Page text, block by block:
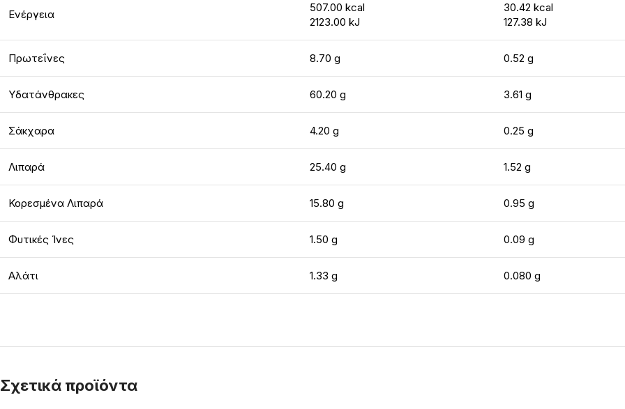
Ενέργεια
507.00 kcal
2123.00 kJ
30.42 kcal
127.38 kJ
Πρωτεΐνες 8.70 g 0.52 g
Υδατάνθρακες 60.20 g 3.61 g
Σάκχαρα 4.20 g 0.25 g
Λιπαρά 25.40 g 1.52 g
Κορεσμένα Λιπαρά 15.80 g 0.95 g
Φυτικές Ίνες 1.50 g 0.09 g
Αλάτι 1.33 g 0.080 g
Σχετικά προϊόντα